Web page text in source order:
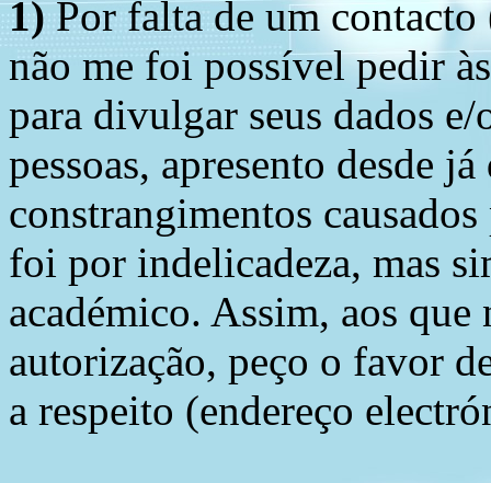
1)Por falta de um contacto
não me foi possível pedir
para divulgar seus dados
pessoas, apresento desde
constrangimentos
foi por indelicadeza, mas
académico. Assim, aos
autorização, peço o favor
a respeito (endereço